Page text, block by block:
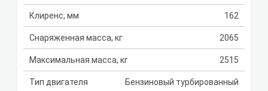
Клиренс, мм 162
Снаряженная масса, кг 2065
Максимальная масса, кг 2515
Тип двигателя Бензиновый турбированный